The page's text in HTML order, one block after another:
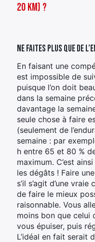
20 km) ?
Ne faites plus que de
En faisant une
est impossible de
puisque l’on doit
dans la semaine
davantage la
seule chose à faire
(seulement de
semaine : par
h entre 65 et 80 %
maximum. C’est
les dégâts ! Faire
s’il s’agit d’une
de faire le mieux
raisonnable. Vous
moins bon que celui
vous épuiser, puis
L’idéal en fait serait